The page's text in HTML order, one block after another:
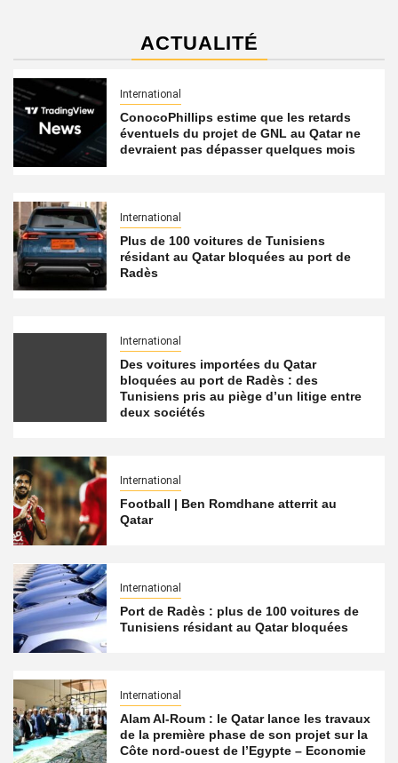
ACTUALITÉ
International
ConocoPhillips estime que les retards
éventuels du projet de GNL au Qatar ne
devraient pas dépasser quelques mois
International
Plus de 100 voitures de Tunisiens
résidant au Qatar bloquées au port de
Radès
International
Des voitures importées du Qatar
bloquées au port de Radès : des
Tunisiens pris au piège d’un litige entre
deux sociétés
International
Football | Ben Romdhane atterrit au
Qatar
International
Port de Radès : plus de 100 voitures de
Tunisiens résidant au Qatar bloquées
International
Alam Al-Roum : le Qatar lance les travaux
de la première phase de son projet sur la
Côte nord-ouest de l’Egypte – Economie